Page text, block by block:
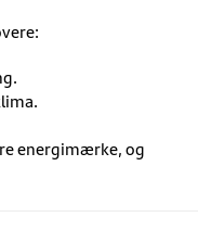
energimærke, og